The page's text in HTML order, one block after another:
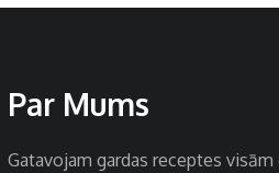
Par Mums
Gatavojam gardas receptes visām